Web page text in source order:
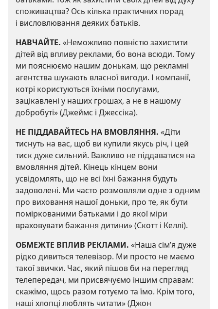
споживацтва? Ось кілька практичних порад
і висловлювання деяких батьків.
НАВЧАЙТЕ. «Неможливо повністю захистити
дітей від впливу реклами, бо вона всюди. Тому
ми пояснюємо нашим донькам, що рекламні
агентства шукають власної вигоди. І компанії,
котрі користуються їхніми послугами,
зацікавлені у наших грошах, а не в нашому
добробуті» (Джеймс і Джессіка).
НЕ ПІДДАВАЙТЕСЬ НА ВМОВЛЯННЯ. «Діти
тиснуть на вас, щоб ви купили якусь річ, і цей
тиск дуже сильний. Важливо не піддаватися на
вмовляння дітей. Кінець кінцем вони
усвідомлять, що не всі їхні бажання будуть
задоволені. Ми часто розмовляли одне з одним
про виховання нашої доньки, про те, як бути
поміркованими батьками і до якої міри
враховувати бажання дитини» (Скотт і Келлі).
ОБМЕЖТЕ ВПЛИВ РЕКЛАМИ. «Наша сім’я дуже
рідко дивиться телевізор. Ми просто не маємо
такої звички. Час, який пішов би на перегляд
телепередач, ми присвячуємо іншим справам:
скажімо, щось разом готуємо та їмо. Крім того,
наші хлопці люблять читати» (Джон